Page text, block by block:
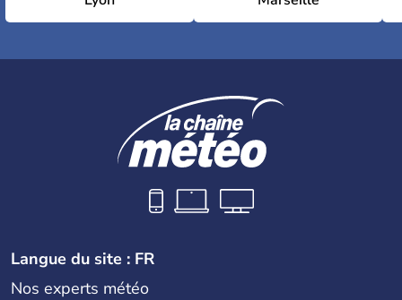
Langue du site : FR
Nos experts météo